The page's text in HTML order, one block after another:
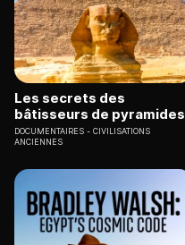
Les secrets des
bâtisseurs de pyramides
DOCUMENTAIRES
CIVILISATIONS
ANCIENNES